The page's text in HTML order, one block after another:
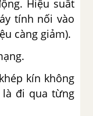
Hiệu suất
tính nối vào
càng giảm).
kín không
đi qua từng